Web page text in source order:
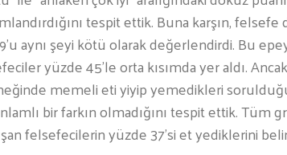
tespit ettik. Buna karşın,
aynı şeyi kötü olarak değerlendirdi. Bu
yüzde 45’le orta kısımda yer aldı.
memeli eti yiyip yemedikleri
bir farkın olmadığını tespit ettik. Tüm
felsefecilerin yüzde 37’si et yediklerini